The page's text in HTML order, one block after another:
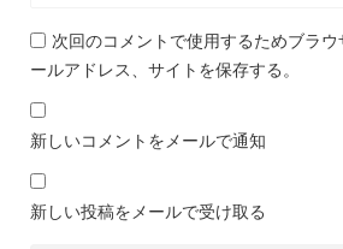
次回のコメントで使用するためブラ
ールアドレス、サイトを保存する。
新しいコメントをメールで通知
新しい投稿をメールで受け取る